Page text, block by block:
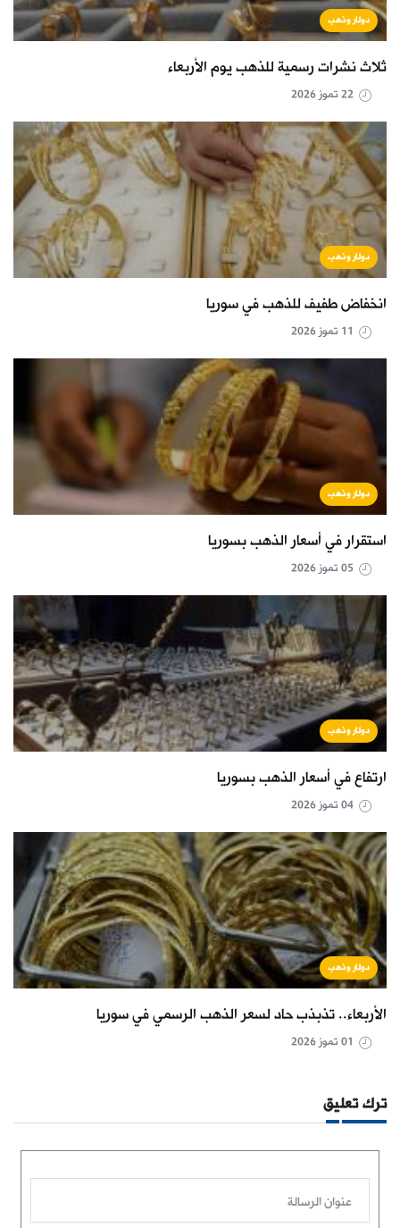
دولار وذهب
ثلاث نشرات رسمية للذهب يوم الأربعاء
دولار وذهب
انخفاض طفيف للذهب في سوريا
دولار وذهب
استقرار في أسعار الذهب بسوريا
دولار وذهب
ارتفاع في أسعار الذهب بسوريا
دولار وذهب
الأربعاء.. تذبذب حاد لسعر الذهب الرسمي في سوريا
ترك تعليق
عنوان الرسالة